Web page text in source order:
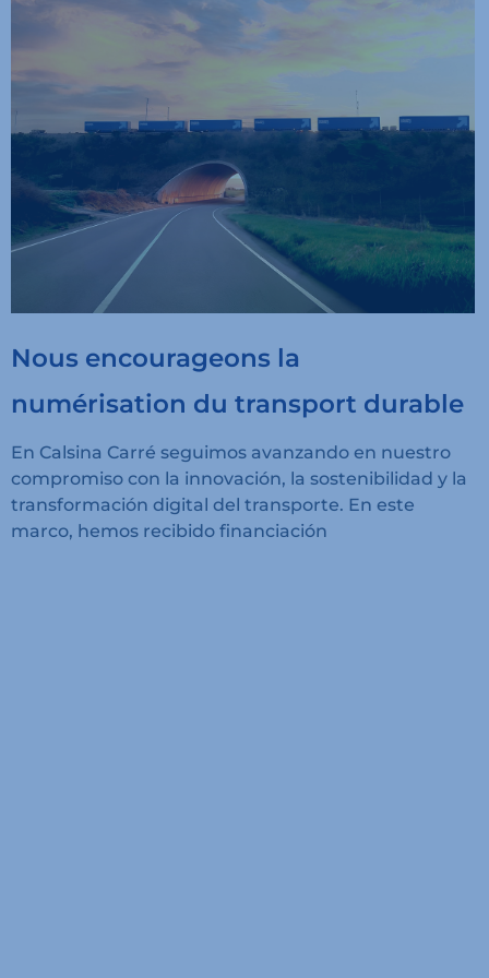
Nous encourageons la
numérisation du transport durable
En Calsina Carré seguimos avanzando en nuestro
compromiso con la innovación, la sostenibilidad y la
transformación digital del transporte. En este
marco, hemos recibido financiación